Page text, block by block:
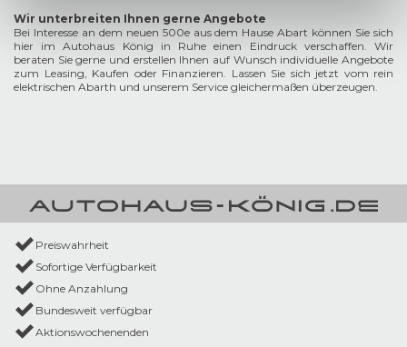
Wir unterbreiten Ihnen gerne Angebote
Bei Interesse an dem neuen 500e aus dem Hause Abart können Sie sich
hier im Autohaus König in Ruhe einen Eindruck verschaffen. Wir
beraten Sie gerne und erstellen Ihnen auf Wunsch individuelle Angebote
zum Leasing, Kaufen oder Finanzieren. Lassen Sie sich jetzt vom rein
elektrischen Abarth und unserem Service gleichermaßen überzeugen.
Preiswahrheit
Sofortige Verfügbarkeit
Ohne Anzahlung
Bundesweit verfügbar
Aktionswochenenden